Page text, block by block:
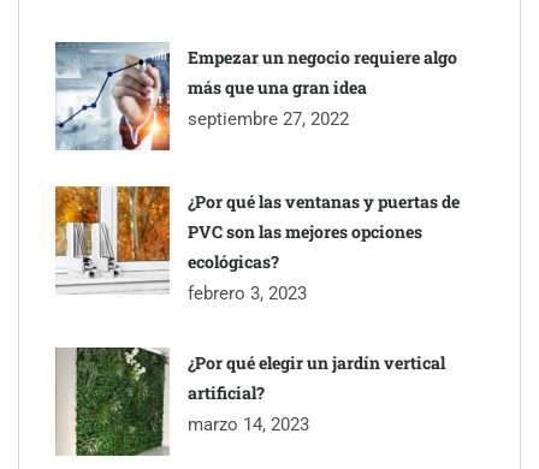
Empezar un negocio requiere algo
más que una gran idea
septiembre 27, 2022
¿Por qué las ventanas y puertas de
PVC son las mejores opciones
ecológicas?
febrero 3, 2023
¿Por qué elegir un jardín vertical
artificial?
marzo 14, 2023